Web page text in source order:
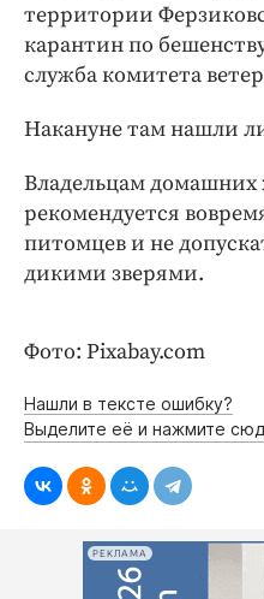
Блоги
Издания
Интересное чтиво
Клиника года
Бренд года
Работодатель
территории
карантин по
служба комитета
Накануне там нашли
Владельцам
рекомендуется
питомцев и не
дикими зверями.
Фото: Pixabay.com
Нашли в тексте ошибку?
Выделите её и нажмите
РЕКЛАМА